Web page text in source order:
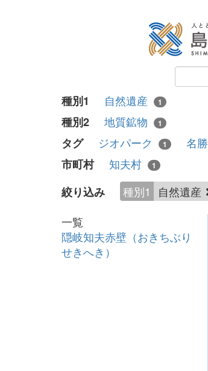
種別1 自然遺産 1
種別2 地質鉱物 1
タグ ジオパーク 1 名勝
市町村 知夫村 1
絞り込み 種別1 自然遺産
一覧
隠岐知夫赤壁（おきちぶり
せきへき）